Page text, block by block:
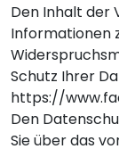
Den Inhalt der
Informationen
Schutz Ihrer
https://
Den
Sie über das